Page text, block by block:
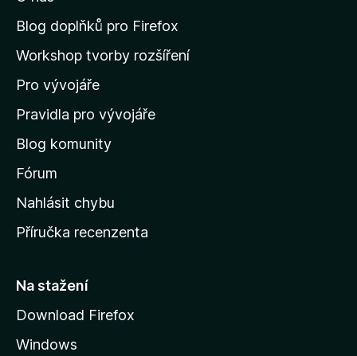
5
n
d
o
m
v
s
k
u
t
á
n
Blog doplňků pro Firefox
Workshop tvorby rozšíření
Pro vývojáře
Pravidla pro vývojáře
Blog komunity
Fórum
Nahlásit chybu
Příručka recenzenta
Na stažení
Download Firefox
Windows